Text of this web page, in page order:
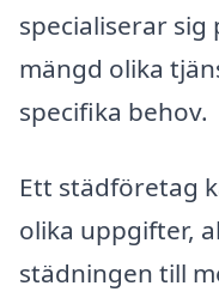
specialiserar
mängd olika
specifika behov.
Ett städföretag
olika uppgifter,
städningen till